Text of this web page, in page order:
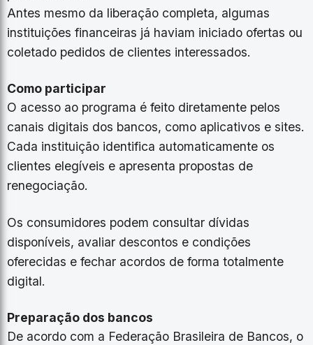
Antes mesmo da liberação completa, algumas
instituições financeiras já haviam iniciado ofertas ou
coletado pedidos de clientes interessados.
Como participar
O acesso ao programa é feito diretamente pelos
canais digitais dos bancos, como aplicativos e sites.
Cada instituição identifica automaticamente os
clientes elegíveis e apresenta propostas de
renegociação.
Os consumidores podem consultar dívidas
disponíveis, avaliar descontos e condições
oferecidas e fechar acordos de forma totalmente
digital.
Preparação dos bancos
De acordo com a Federação Brasileira de Bancos, o